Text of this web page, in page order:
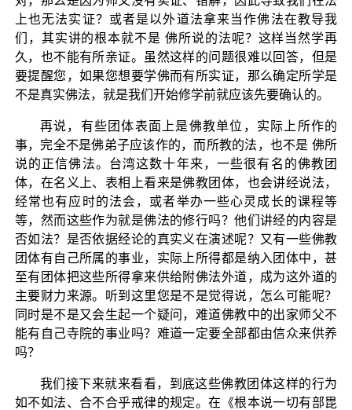
上也无法实证？或者是以外道法拿来当作佛法在教导我
们，其实讲的根本就不是 佛所说的法呢？这样当然学再
久，也不能有所亲证。虽然这样的问题很难以回答，但是
要提醒您，如果您想要学佛而有所实证，那么确定所学是
不是真实佛法，就是我们开始修学前就应该先要确认的。
再说，有些团体表面上是佛教单位，实际上所作的
事，完全不是佛弟子应该作的，而所教的法，也不是 佛所
说的正信佛法。台湾这数十年来，一些很有名的佛教团
体，在名义上、表相上看来是佛教团体，也会讲经说法，
经常也有应时的法会，或者举办一些心灵成长的课程等
等，然而这些作为就是佛法的修行吗？他们讲经的内容是
否如法？是否依据经论的真实义在演述呢？又有一些佛教
团体有自己所属的事业，实际上所得都是纳入团体中，甚
至有团体把这些所得拿来供给附佛法外道，成为这外道的
主要财力来源。听到这里您是不是觉得说，怎么可能呢？
同时是不是又会生起一个疑问，难道佛教中的出家师父不
能有自己寺院的事业吗？难道一定要全部都由信众来供养
吗？
我们接下来就来看看，到底这些佛教团体这样的行为
如不如法、合不合乎戒律的规定。在《根本说一切有部毘